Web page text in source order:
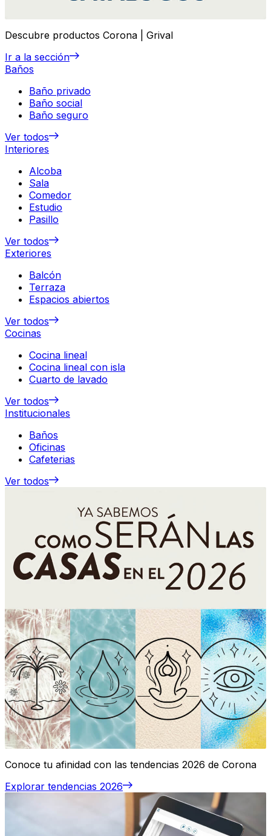
Descubre productos Corona | Grival
Ir a la sección
Baños
Baño privado
Baño social
Baño seguro
Ver todos
Interiores
Alcoba
Sala
Comedor
Estudio
Pasillo
Ver todos
Exteriores
Balcón
Terraza
Espacios abiertos
Ver todos
Cocinas
Cocina lineal
Cocina lineal con isla
Cuarto de lavado
Ver todos
Institucionales
Baños
Oficinas
Cafeterias
Ver todos
Conoce tu afinidad con las tendencias 2026 de Corona
Explorar tendencias 2026